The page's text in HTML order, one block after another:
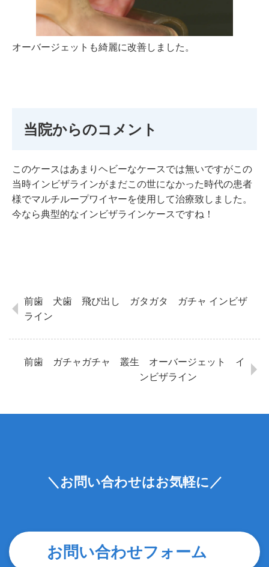
オーバージェットも綺麗に改善しました。
当院からのコメント
このケースはあまりヘビーなケースでは無いですがこの
当時インビザラインがまだこの世になかった時代の患者
様でマルチループワイヤーを使用して治療致しました。
今なら典型的なインビザラインケースですね！
前歯 犬歯 飛び出し ガタガタ ガチャ インビザ
ライン
前歯 ガチャガチャ 叢生 オーバージェット イ
ンビザライン
＼お問い合わせはお気軽に／
お問い合わせフォーム